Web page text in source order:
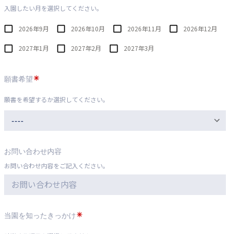
入園したい月を選択してください。
2026年9月 2026年10月 2026年11月 2026年12月
2027年1月 2027年2月 2027年3月
願書希望
願書を希望するか選択してください。
お問い合わせ内容
お問い合わせ内容をご記入ください。
当園を知ったきっかけ